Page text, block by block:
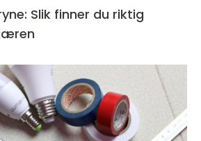
Slik finner du riktig